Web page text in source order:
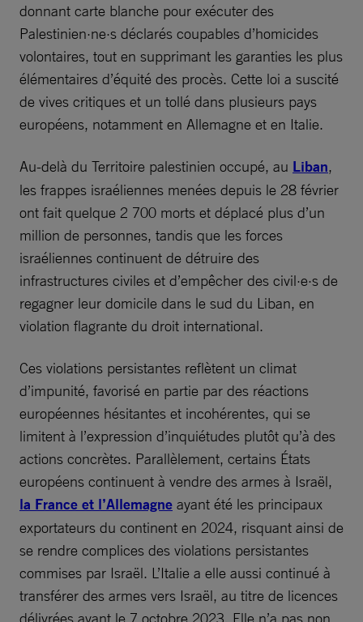
donnant carte blanche pour exécuter des
Palestinien·ne·s déclarés coupables d’homicides
volontaires, tout en supprimant les garanties les plus
élémentaires d’équité des procès. Cette loi a suscité
de vives critiques et un tollé dans plusieurs pays
européens, notamment en Allemagne et en Italie.
Au-delà du Territoire palestinien occupé, au Liban,
les frappes israéliennes menées depuis le 28 février
ont fait quelque 2 700 morts et déplacé plus d’un
million de personnes, tandis que les forces
israéliennes continuent de détruire des
infrastructures civiles et d’empêcher des civil·e·s de
regagner leur domicile dans le sud du Liban, en
violation flagrante du droit international.
Ces violations persistantes reflètent un climat
d’impunité, favorisé en partie par des réactions
européennes hésitantes et incohérentes, qui se
limitent à l’expression d’inquiétudes plutôt qu’à des
actions concrètes. Parallèlement, certains États
européens continuent à vendre des armes à Israël,
la France et l’Allemagne ayant été les principaux
exportateurs du continent en 2024, risquant ainsi de
se rendre complices des violations persistantes
commises par Israël. L’Italie a elle aussi continué à
transférer des armes vers Israël, au titre de licences
délivrées avant le 7 octobre 2023. Elle n’a pas non